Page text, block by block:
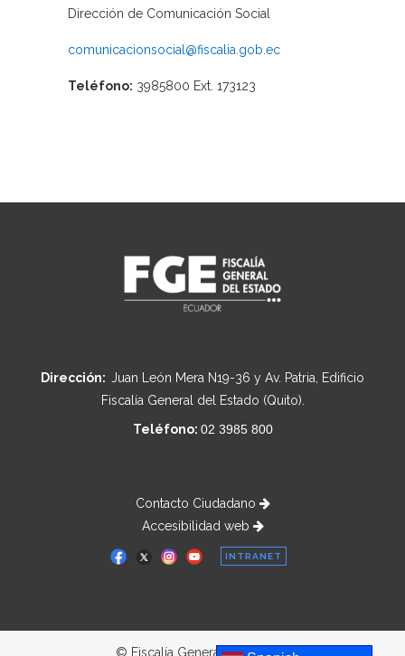
Dirección de Comunicación Social
comunicacionsocial@fiscalia.gob.ec
Teléfono: 3985800 Ext. 173123
Dirección: Juan León Mera N19-36 y Av. Patria, Edificio
Fiscalía General del Estado (Quito).
Teléfono: 02 3985 800
Contacto Ciudadano
Accesibilidad web
INTRANET
© Fiscalía General del Estado